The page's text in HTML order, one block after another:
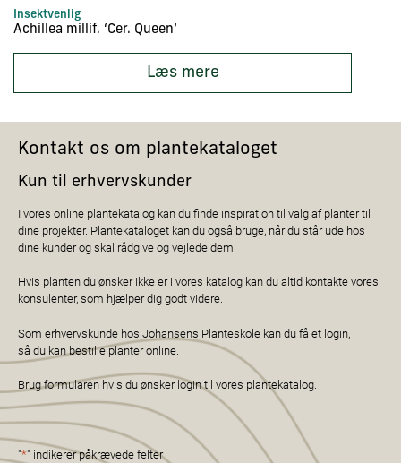
Insektvenlig
Achillea millif. ‘Cer. Queen’
Læs mere
Kontakt os om plantekataloget
Kun til erhvervskunder
I vores online plantekatalog kan du finde inspiration til valg af planter til
dine projekter. Plantekataloget kan du også bruge, når du står ude hos
dine kunder og skal rådgive og vejlede dem.
Hvis planten du ønsker ikke er i vores katalog kan du altid kontakte vores
konsulenter, som hjælper dig godt videre.
Som erhvervskunde hos Johansens Planteskole kan du få et login,
så du kan bestille planter online.
Brug formularen hvis du ønsker login til vores plantekatalog.
"*" indikerer påkrævede felter